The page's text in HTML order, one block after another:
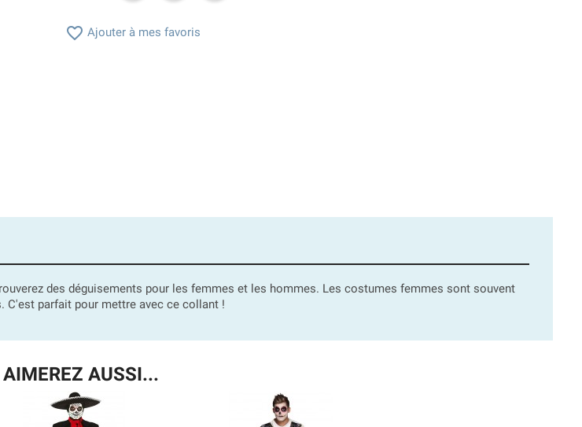
 Ajouter à mes favoris
des déguisements pour les femmes et les hommes. Les costumes femmes sont souvent
C'est parfait pour mettre avec ce collant !
AUSSI...